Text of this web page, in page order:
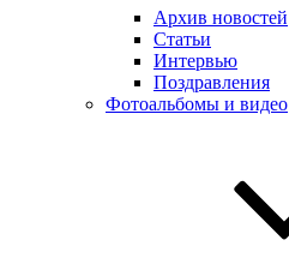
Архив новостей
Статьи
Интервью
Поздравления
Фотоальбомы и видео